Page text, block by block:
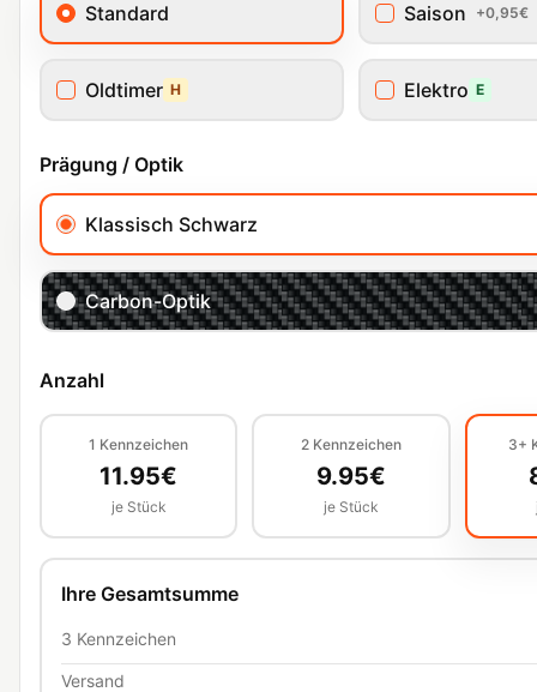
Standard Saison +0,95€
Oldtimer H Elektro E
Prägung / Optik
Klassisch Schwarz
Carbon-Optik
Anzahl
1 Kennzeichen
11.95€
je Stück
2 Kennzeichen
9.95€
je Stück
3+
Ihre Gesamtsumme
3 Kennzeichen
Versand